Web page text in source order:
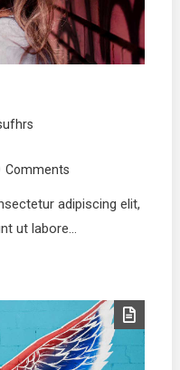
Comments
adipiscing elit,
ut labore…